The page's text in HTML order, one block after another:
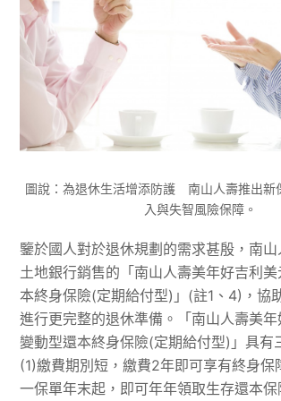
圖說：為退休生活增添防護 南山人壽推出
入與失智風險保障。
鑒於國人對於退休規劃的需求甚殷，南
土地銀行銷售的「南山人壽美年好吉利
本終身保險(定期給付型)」(註1、4)，協
進行更完整的退休準備。「南山人壽美
變動型還本終身保險(定期給付型)」具有
(1)繳費期別短，繳費2年即可享有終身
一保單年末起，即可年年領取生存還本